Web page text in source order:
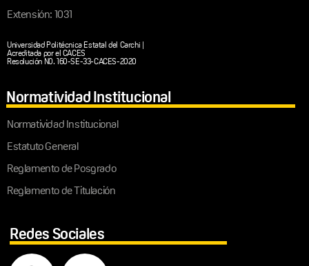
Extensión: 1031
Universidad Politécnica Estatal del Carchi |
Acreditada por el CACES
Resolución N0. 160-SE-33-CACES-2020
Normatividad Institucional
Normatividad Institucional
Estatuto General
Reglamento de Posgrado
Reglamento de Titulación
Redes Sociales